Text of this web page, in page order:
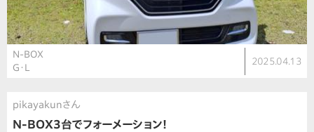
N-BOX
G・L
2025.04.13
pikayakunさん
N-BOX3台でフォーメーション！